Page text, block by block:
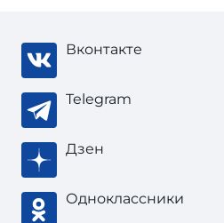
Вконтакте
Telegram
Дзен
Одноклассники